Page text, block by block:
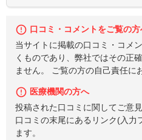
口コミ・コメントをご覧の方
当サイトに掲載の口コミ・コメ
くものであり、弊社ではその正
ません。 ご覧の方の自己責任に
医療機関の方へ
投稿された口コミに関してご意
口コミの末尾にあるリンク(入力
ます。